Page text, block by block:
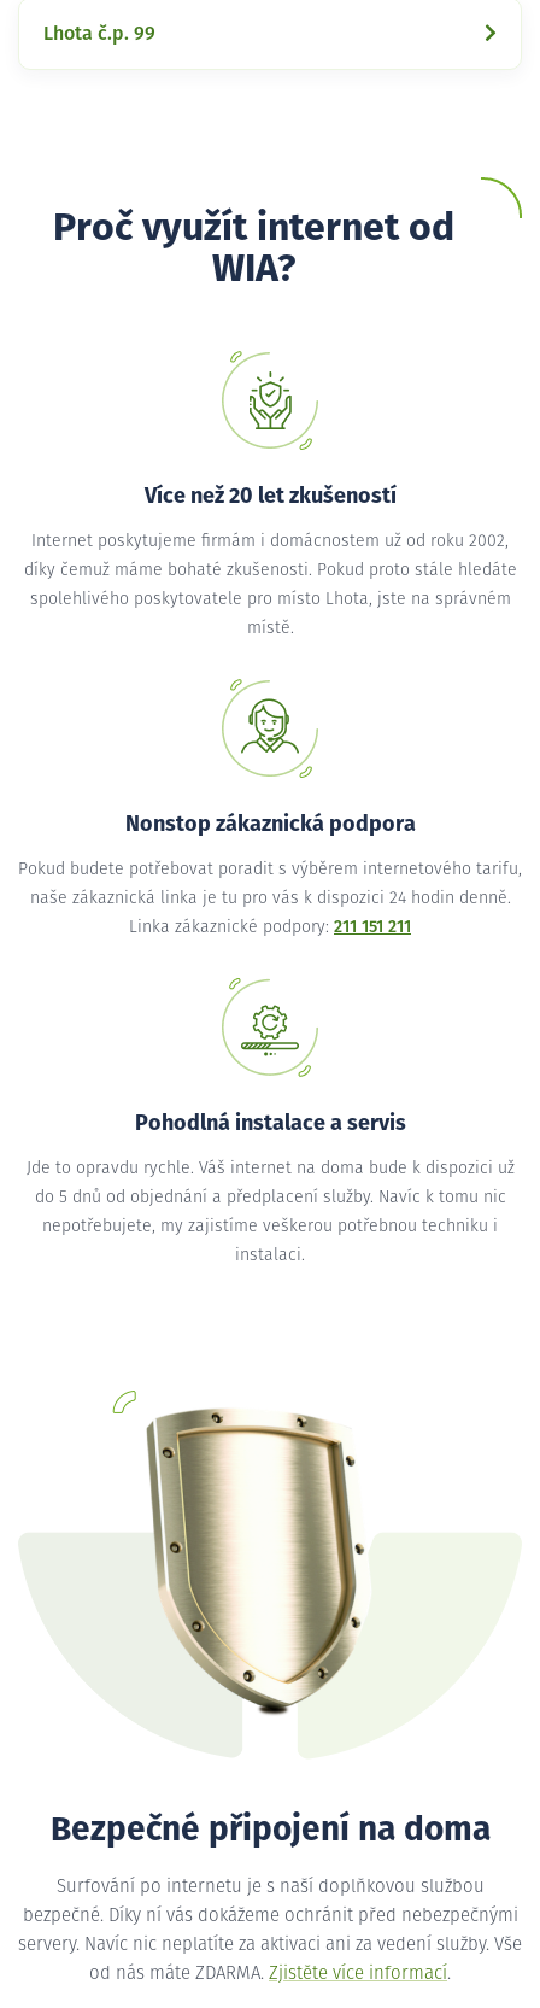
Lhota č.p. 99
Proč využít internet od
WIA?
Více než 20 let zkušeností
Internet poskytujeme firmám i domácnostem už od roku 2002,
díky čemuž máme bohaté zkušenosti. Pokud proto stále hledáte
spolehlivého poskytovatele pro místo Lhota, jste na správném
místě.
Nonstop zákaznická podpora
Pokud budete potřebovat poradit s výběrem internetového tarifu,
naše zákaznická linka je tu pro vás k dispozici 24 hodin denně.
Linka zákaznické podpory: 211 151 211
Pohodlná instalace a servis
Jde to opravdu rychle. Váš internet na doma bude k dispozici už
do 5 dnů od objednání a předplacení služby. Navíc k tomu nic
nepotřebujete, my zajistíme veškerou potřebnou techniku i
instalaci.
Bezpečné připojení na doma
Surfování po internetu je s naší doplňkovou službou
bezpečné. Díky ní vás dokážeme ochránit před nebezpečnými
servery. Navíc nic neplatíte za aktivaci ani za vedení služby. Vše
od nás máte ZDARMA. Zjistěte více informací.